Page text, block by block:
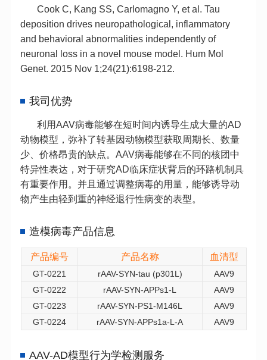
Cook C, Kang SS, Carlomagno Y, et al. Tau
deposition drives neuropathological, inflammatory
and behavioral abnormalities independently of
neuronal loss in a novel mouse model. Hum Mol
Genet. 2015 Nov 1;24(21):6198-212.
我司优势
利用AAV病毒能够在短时间内诱导生成大量的AD
动物模型，弥补了转基因动物模型获取周期长、数量
少、价格昂贵的缺点。AAV病毒能够在不同的核团中
特异性表达，对于研究AD临床症状背后的环路机制具
有重要作用。并且通过调整病毒的用量，能够诱导动
物产生由轻到重的神经退行性病变的表型。
造模病毒产品信息
产品编号 产品名称 血清型
GT-0221 rAAV-SYN-tau (p301L)
AAV9
GT-0222
rAAV-SYN-APPs1-L
AAV9
GT-0223
rAAV-SYN-PS1-M146L
AAV9
GT-0224
rAAV-SYN-APPs1a-L-A AAV9
AAV-AD模型行为学检测服务